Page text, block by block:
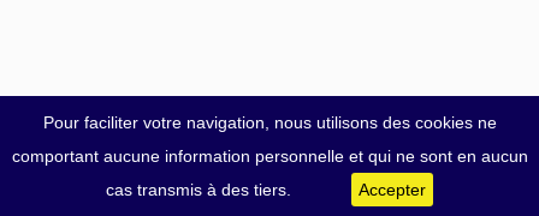
Pour faciliter votre navigation, nous utilisons des cookies ne
comportant aucune information personnelle et qui ne sont en aucun
cas transmis à des tiers.
Accepter